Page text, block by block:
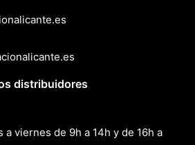
distribuidores
a viernes de 9h a 14h y de 16h a